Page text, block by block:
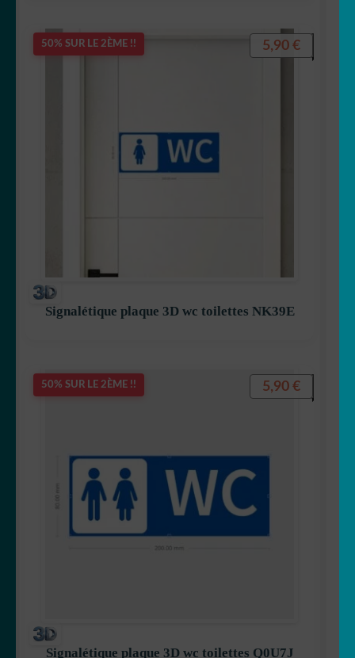
50% SUR LE 2ÈME !!
Signalétique plaque 3D wc toilettes NK39E
5,90 €
50% SUR LE 2ÈME !!
Signalétique plaque 3D wc toilettes Q0U7J
5,90 €